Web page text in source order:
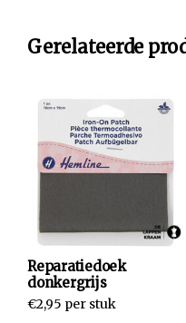
Gerelateerde
Reparatiedoek
donkergrijs
€2,95 per stuk